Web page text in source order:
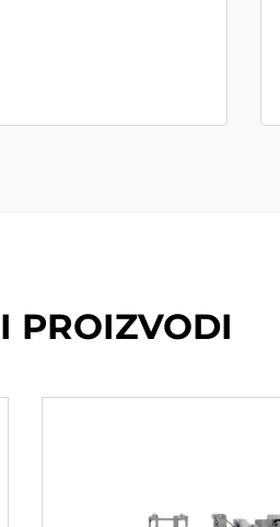
PROIZVODI